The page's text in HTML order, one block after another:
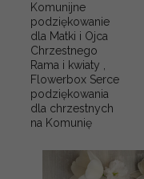
Komunijne
podziękowanie
dla Matki i Ojca
Chrzestnego
Rama i kwiaty ,
Flowerbox Serce
podziękowania
dla chrzestnych
na Komunię